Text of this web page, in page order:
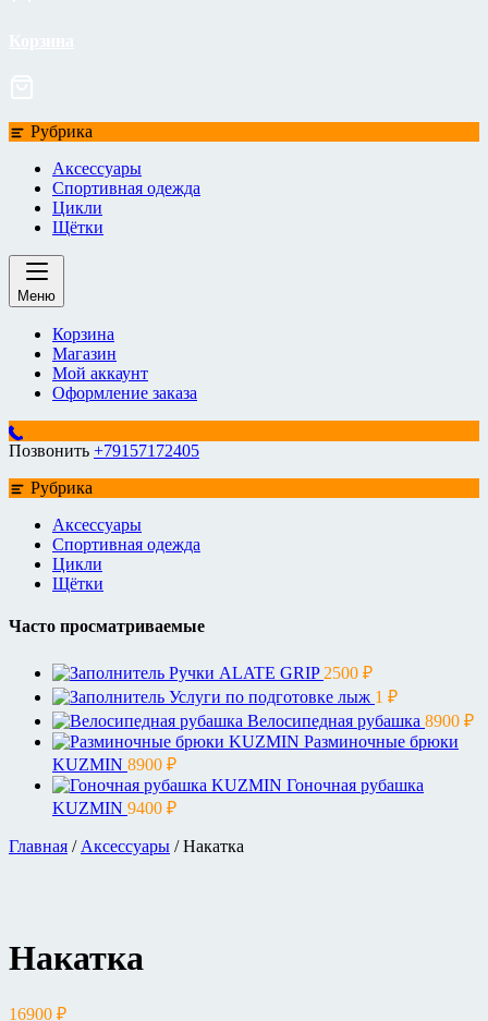
Рубрика
Аксессуары
Спортивная одежда
Цикли
Щётки
Меню
Корзина
Магазин
Мой аккаунт
Оформление заказа
Позвонить +79157172405
Рубрика
Аксессуары
Спортивная одежда
Цикли
Щётки
Часто просматриваемые
Ручки ALATE GRIP 2500 ₽
Услуги по подготовке лыж 1 ₽
Велосипедная рубашка 8900 ₽
Разминочные брюки
KUZMIN 8900 ₽
Гоночная рубашка
KUZMIN 9400 ₽
Главная / Аксессуары / Накатка
Накатка
16900 ₽